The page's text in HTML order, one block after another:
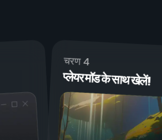
चरण 4
प्लेयर मॉड के साथ खेलें!